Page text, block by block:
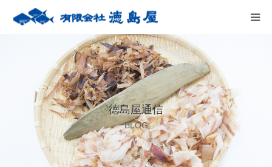
徳島屋通信
BLOG
会社案内
徳島屋のこだわり
テストキッチン